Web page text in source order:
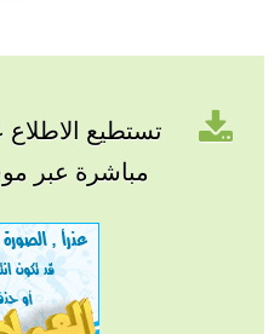
تستطيع
مباشرة عبر